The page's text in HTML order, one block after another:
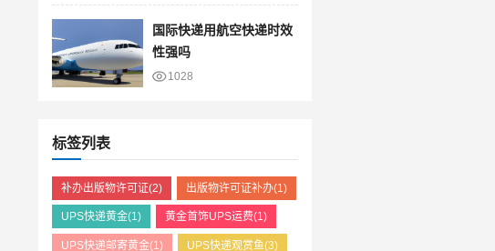
国际快递用航空快递时效
性强吗
1028
标签列表
补办出版物许可证(2) 出版物许可证补办(1)
UPS快递黄金(1) 黄金首饰UPS运费(1)
UPS快递邮寄黄金(1) UPS快递观赏鱼(3)